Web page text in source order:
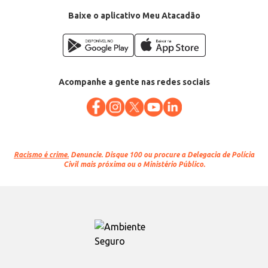
Baixe o aplicativo Meu Atacadão
Acompanhe a gente nas redes sociais
Racismo é crime. Denuncie. Disque 100 ou procure a Delegacia de Polícia
Civil mais próxima ou o Ministério Público.